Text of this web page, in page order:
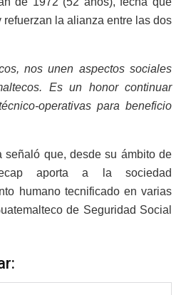
refuerzan la alianza entre las dos
nos unen aspectos sociales
Es un honor continuar
operativas para beneficio
señaló que, desde su ámbito de
aporta a la sociedad
humano tecnificado en varias
de Seguridad Social